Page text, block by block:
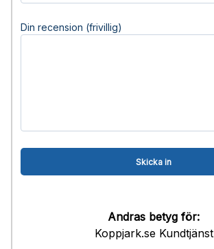
Din recension (frivillig)
Andras betyg för:
Koppjark.se Kundtjänst